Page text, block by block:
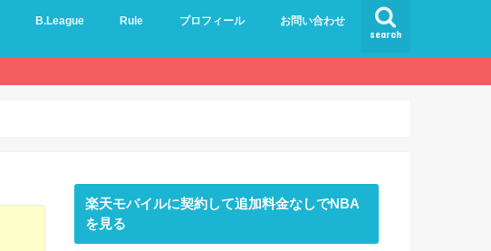
search
B.League Rule プロフィール お問い合わせ
楽天モバイルに契約して追加料金なしでNBA
を見る